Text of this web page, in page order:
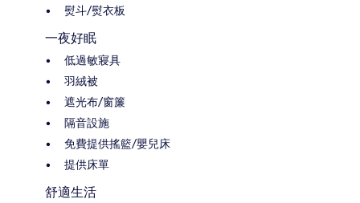
熨斗/熨衣板
一夜好眠
低過敏寢具
羽絨被
遮光布/窗簾
隔音設施
免費提供搖籃/嬰兒床
提供床單
舒適生活